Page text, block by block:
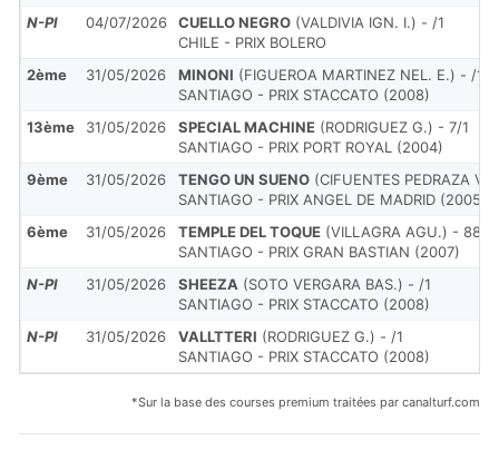
N-Pl
04/07/2026 CUELLO NEGRO (VALDIVIA IGN. I.) - /1
CHILE - PRIX BOLERO
2ème
31/05/2026 MINONI (FIGUEROA MARTINEZ NEL. E.) - /1
SANTIAGO - PRIX STACCATO (2008)
13ème
31/05/2026 SPECIAL MACHINE (RODRIGUEZ G.) - 7/1
SANTIAGO - PRIX PORT ROYAL (2004)
9ème
31/05/2026 TENGO UN SUENO (CIFUENTES PEDRAZA
SANTIAGO - PRIX ANGEL DE MADRID (2005)
6ème
31/05/2026 TEMPLE DEL TOQUE (VILLAGRA AGU.) - 88/1
SANTIAGO - PRIX GRAN BASTIAN (2007)
N-Pl
31/05/2026 SHEEZA (SOTO VERGARA BAS.) - /1
SANTIAGO - PRIX STACCATO (2008)
N-Pl
31/05/2026 VALLTTERI (RODRIGUEZ G.) - /1
SANTIAGO - PRIX STACCATO (2008)
*Sur la base des courses premium traitées par canalturf.com